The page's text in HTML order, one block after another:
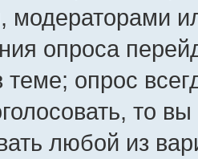
модераторами
опроса
опрос
то
любой из